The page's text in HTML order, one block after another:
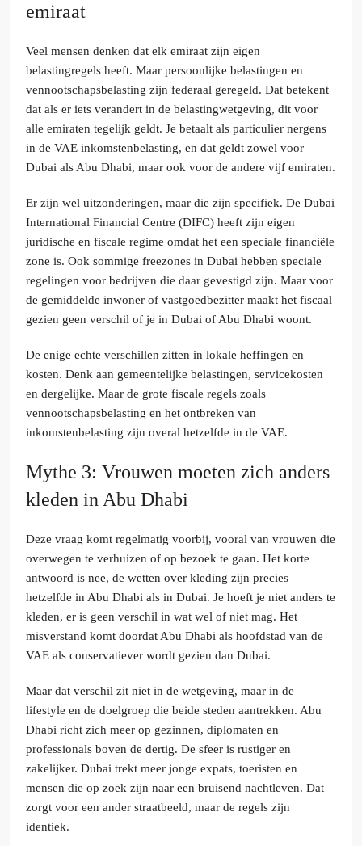
emiraat
Veel mensen denken dat elk emiraat zijn eigen
belastingregels heeft. Maar persoonlijke belastingen en
vennootschapsbelasting zijn federaal geregeld. Dat betekent
dat als er iets verandert in de belastingwetgeving, dit voor
alle emiraten tegelijk geldt. Je betaalt als particulier nergens
in de VAE inkomstenbelasting, en dat geldt zowel voor
Dubai als Abu Dhabi, maar ook voor de andere vijf emiraten.
Er zijn wel uitzonderingen, maar die zijn specifiek. De Dubai
International Financial Centre (DIFC) heeft zijn eigen
juridische en fiscale regime omdat het een speciale financiële
zone is. Ook sommige freezones in Dubai hebben speciale
regelingen voor bedrijven die daar gevestigd zijn. Maar voor
de gemiddelde inwoner of vastgoedbezitter maakt het fiscaal
gezien geen verschil of je in Dubai of Abu Dhabi woont.
De enige echte verschillen zitten in lokale heffingen en
kosten. Denk aan gemeentelijke belastingen, servicekosten
en dergelijke. Maar de grote fiscale regels zoals
vennootschapsbelasting en het ontbreken van
inkomstenbelasting zijn overal hetzelfde in de VAE.
Mythe 3: Vrouwen moeten zich anders
kleden in Abu Dhabi
Deze vraag komt regelmatig voorbij, vooral van vrouwen die
overwegen te verhuizen of op bezoek te gaan. Het korte
antwoord is nee, de wetten over kleding zijn precies
hetzelfde in Abu Dhabi als in Dubai. Je hoeft je niet anders te
kleden, er is geen verschil in wat wel of niet mag. Het
misverstand komt doordat Abu Dhabi als hoofdstad van de
VAE als conservatiever wordt gezien dan Dubai.
Maar dat verschil zit niet in de wetgeving, maar in de
lifestyle en de doelgroep die beide steden aantrekken. Abu
Dhabi richt zich meer op gezinnen, diplomaten en
professionals boven de dertig. De sfeer is rustiger en
zakelijker. Dubai trekt meer jonge expats, toeristen en
mensen die op zoek zijn naar een bruisend nachtleven. Dat
zorgt voor een ander straatbeeld, maar de regels zijn
identiek.